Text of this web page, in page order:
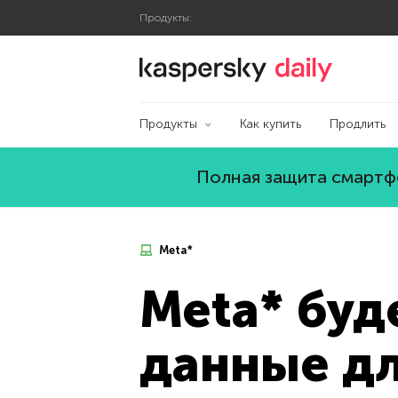
Продукты:
Блог Касперского
Продукты Как купить Продлить
Полная защита
Meta*
Meta*
данные